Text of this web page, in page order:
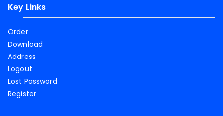
Key Links
Order
Download
Address
Logout
Lost Password
Register